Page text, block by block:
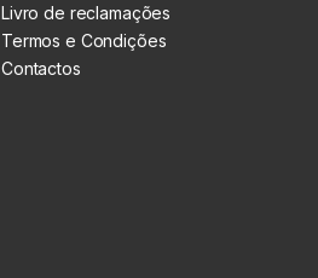
Livro de reclamações
Termos e Condições
Contactos